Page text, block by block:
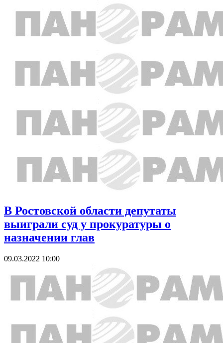
В Ростовской области депутаты
выиграли суд у прокуратуры о
назначении глав
09.03.2022 10:00